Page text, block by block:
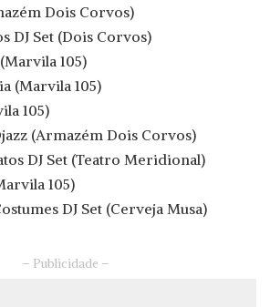
Dois Corvos)
DJ Set (Dois Corvos)
105)
(Marvila 105)
105)
(Armazém Dois Corvos)
DJ Set (Teatro Meridional)
105)
DJ Set (Cerveja Musa)
– Publicidade –